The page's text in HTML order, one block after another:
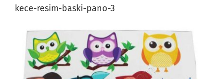
kece-resim-baski-pano-3